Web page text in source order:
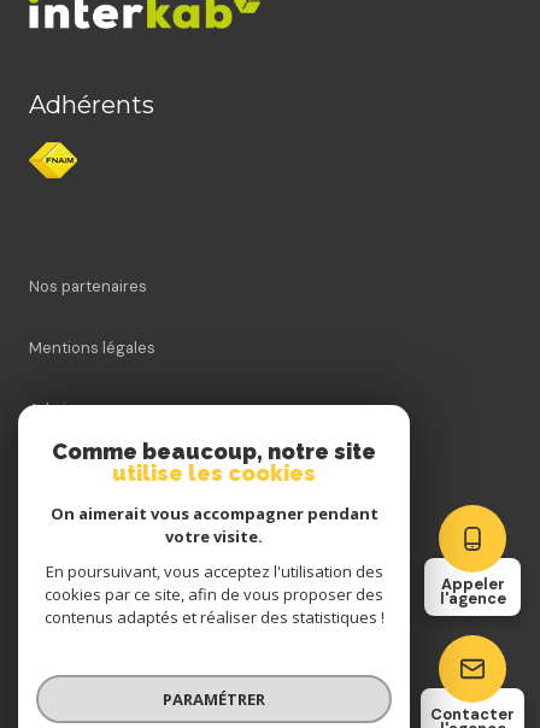
Appeler
l'agence
Contacter
Adhérents
Nos partenaires
Mentions légales
Admin
Nos honoraires
Cookies
© 2026 | Tous droits réservés
Comme beaucoup, notre site
utilise les cookies
On aimerait vous accompagner pendant
votre visite.
En poursuivant, vous acceptez l'utilisation des
cookies par ce site, afin de vous proposer des
contenus adaptés et réaliser des statistiques !
PARAMÉTRER